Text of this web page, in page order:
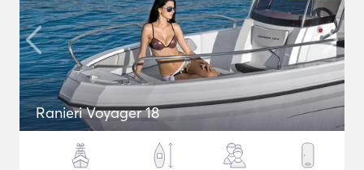
Ranieri Voyager 18